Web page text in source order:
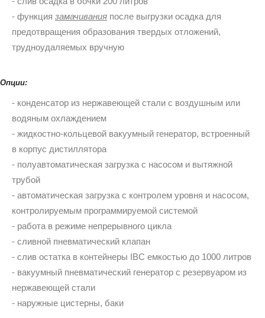
- функция замачивания после выгрузки осадка для
предотвращения образования твердых отложений,
трудноудаляемых вручную
Опции:
- конденсатор из нержавеющей стали с воздушным или
водяным охлаждением
- жидкостно-кольцевой вакуумный генератор, встроенный
в корпус дистиллятора
- полуавтоматическая загрузка с насосом и вытяжной
трубой
- автоматическая загрузка с контролем уровня и насосом,
контролируемым программируемой системой
- работа в режиме непрерывного цикла
- сливной пневматический клапан
- слив остатка в контейнеры IBC емкостью до 1000 литров
- вакуумный пневматический генератор с резервуаром из
нержавеющей стали
- наружные цистерны, баки